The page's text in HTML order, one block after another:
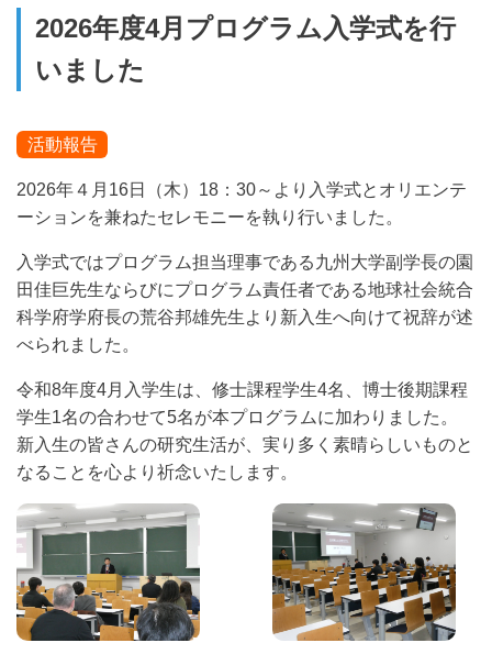
2026年度4月プログラム入学式を行
いました
活動報告
2026年４月16日（木）18：30～より入学式とオリエンテ
ーションを兼ねたセレモニーを執り行いました。
入学式ではプログラム担当理事である九州大学副学長の園
田佳巨先生ならびにプログラム責任者である地球社会統合
科学府学府長の荒谷邦雄先生より新入生へ向けて祝辞が述
べられました。
令和8年度4月入学生は、修士課程学生4名、博士後期課程
学生1名の合わせて5名が本プログラムに加わりました。
新入生の皆さんの研究生活が、実り多く素晴らしいものと
なることを心より祈念いたします。